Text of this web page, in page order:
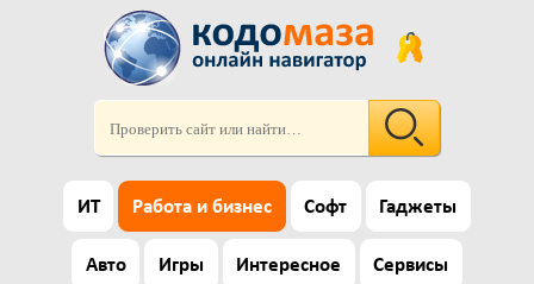
ИТ Работа и бизнес Софт Гаджеты
Авто Игры Интересное Сервисы